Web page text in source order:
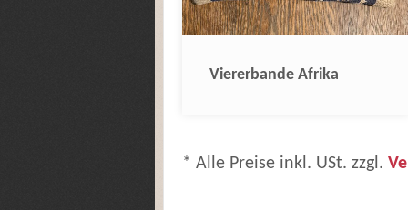
Viererbande Afrika
* Alle Preise inkl. USt. zzgl.